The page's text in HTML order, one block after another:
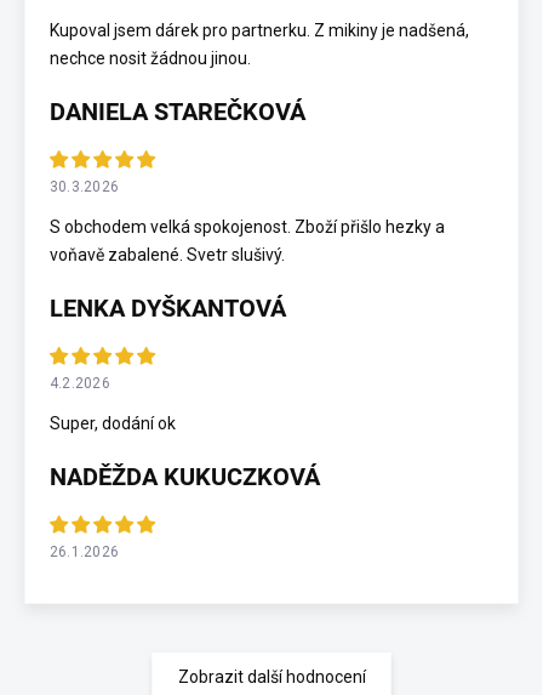
Kupoval jsem dárek pro partnerku. Z mikiny je nadšená,
nechce nosit žádnou jinou.
DANIELA STAREČKOVÁ
30.3.2026
S obchodem velká spokojenost. Zboží přišlo hezky a
voňavě zabalené. Svetr slušivý.
LENKA DYŠKANTOVÁ
4.2.2026
Super, dodání ok
NADĚŽDA KUKUCZKOVÁ
26.1.2026
Zobrazit další hodnocení